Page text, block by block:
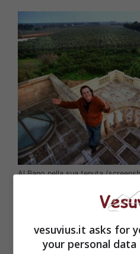
Al Bano nella sua tenuta
vesuvius.it asks for
your personal